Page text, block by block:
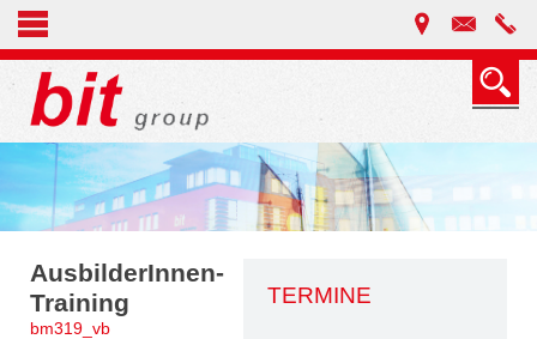
TERMINE
AusbilderInnen-
Training
bm319_vb